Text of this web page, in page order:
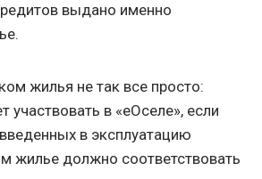
выдано именно
жилья не так все просто:
участвовать в «еОселе», если
в эксплуатацию
жилье должно соответствовать